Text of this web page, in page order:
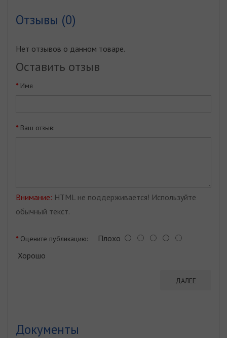
Отзывы (0)
Нет отзывов о данном товаре.
Оставить отзыв
Имя
Ваш отзыв:
Внимание: HTML не поддерживается! Используйте
обычный текст.
Оцените публикацию: Плохо
Хорошо
ДАЛЕЕ
Документы